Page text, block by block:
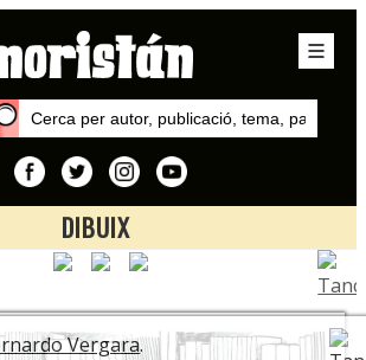
DIBUIX
Inici
Bernardo Vergara
Vergara.